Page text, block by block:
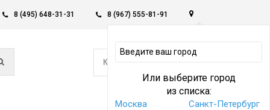
8 (495) 648-31-31 8 (967) 555-81-91
Или выберите город
из списка:
Москва
Санкт-Петербург
КОРЗИНА -
0